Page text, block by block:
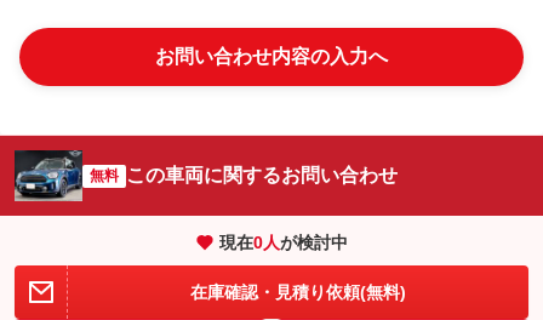
お問い合わせ内容の入力へ
無料 この車両に関するお問い合わせ
現在0人が検討中
在庫確認・見積り依頼(無料)